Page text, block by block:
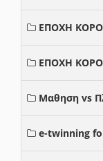
ΕΠΟΧΗ
ΕΠΟΧΗ
Μαθηση vs
e-twinning